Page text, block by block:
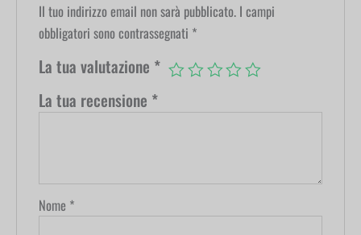
Il tuo indirizzo email non sarà pubblicato. I campi
obbligatori sono contrassegnati *
La tua valutazione *
La tua recensione *
Nome *